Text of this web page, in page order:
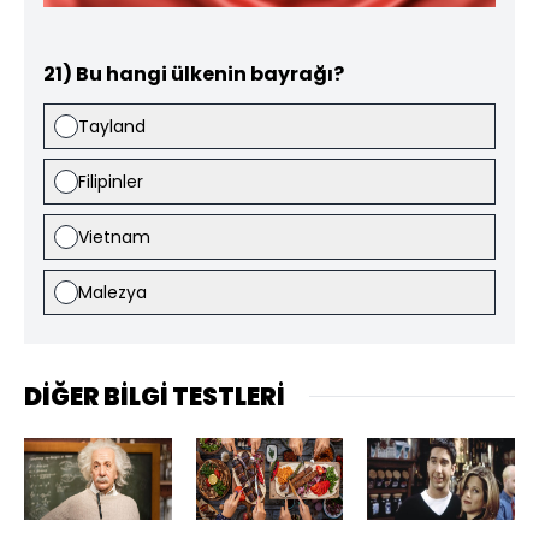
21) Bu hangi ülkenin bayrağı?
Tayland
Filipinler
Vietnam
Malezya
DİĞER BİLGİ TESTLERİ